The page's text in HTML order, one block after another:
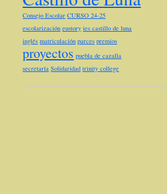
Consejo Escolar CURSO 24-25
escolarización eustory ies castillo de luna
inglés matriculación parces premios
proyectos puebla de cazalla
secretaría Solidaridad trinity college